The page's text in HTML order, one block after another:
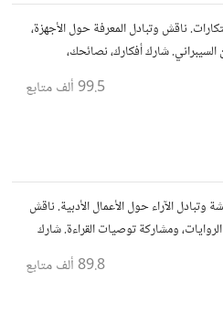
ناقش وتبادل المعرفة حول الأجهزة،
السيبراني. شارك أفكارك، نصائحك،
99.5 ألف متابع
وتبادل الآراء حول الأعمال الأدبية. ناقش
ومشاركة توصيات القراءة. شارك
89.8 ألف متابع